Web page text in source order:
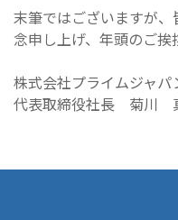
末筆ではございますが
念申し上げ、年頭のご挨
株式会社プライムジャパ
代表取締役社長 菊川